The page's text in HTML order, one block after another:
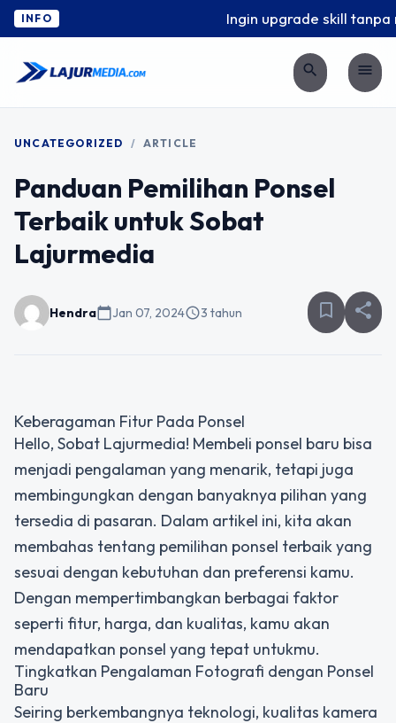
INFO Ingin upgrade skill tanpa
search menu
UNCATEGORIZED / ARTICLE
Panduan Pemilihan Ponsel
Terbaik untuk Sobat
Lajurmedia
Hendracalendar_todayJan 07, 2024schedule3 tahun bookmark_border share
Keberagaman Fitur Pada Ponsel
Hello, Sobat Lajurmedia! Membeli ponsel baru bisa
menjadi pengalaman yang menarik, tetapi juga
membingungkan dengan banyaknya pilihan yang
tersedia di pasaran. Dalam artikel ini, kita akan
membahas tentang pemilihan ponsel terbaik yang
sesuai dengan kebutuhan dan preferensi kamu.
Dengan mempertimbangkan berbagai faktor
seperti fitur, harga, dan kualitas, kamu akan
mendapatkan ponsel yang tepat untukmu.
Tingkatkan Pengalaman Fotografi dengan Ponsel
Baru
Seiring berkembangnya teknologi, kualitas kamera